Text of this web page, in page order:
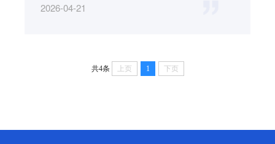
2026-04-21
共4条 上页 1 下页